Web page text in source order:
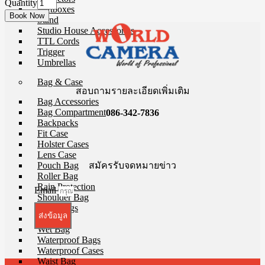
Softboxes
Stand
Studio House Accessories
TTL Cords
Trigger
Umbrellas
Bag & Case
Bag Accessories
Bag Compartment
Backpacks
Fit Case
Holster Cases
Lens Case
Pouch Bag
Roller Bag
Rain Protection
Shoulder Bag
Sling Bags
Tote Bag
Wet Bag
Waterproof Bags
Waterproof Cases
Waist Bag
Quantity
สอบถามรายละเอียดเพิ่มเติม
086-342-7836
สมัครรับจดหมายข่าว
Email
ส่งข้อมูล